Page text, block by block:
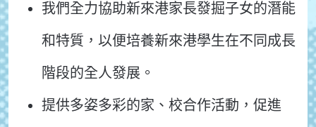
我們全力協助新來港家長發掘子女的潛能
和特質，以便培養新來港學生在不同成長
階段的全人發展。
提供多姿多彩的家、校合作活動，促進